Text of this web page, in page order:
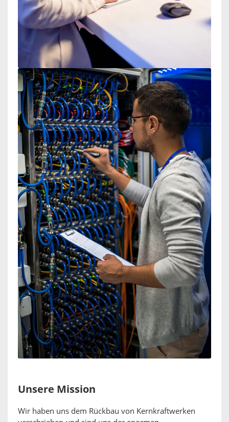
Unsere Mission
Wir haben uns dem Rückbau von Kernkraftwerken